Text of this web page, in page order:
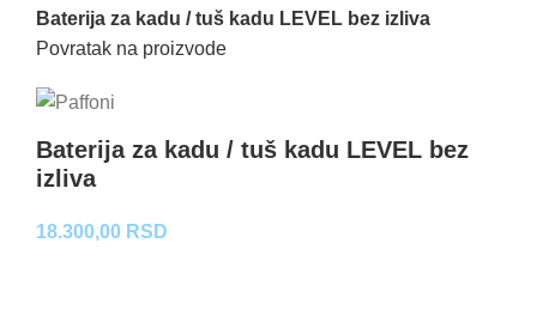
Baterija za kadu / tuš kadu LEVEL bez izliva
Povratak na proizvode
Baterija za kadu / tuš kadu LEVEL bez
izliva
18.300,00 RSD